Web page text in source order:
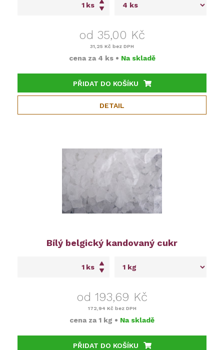
ks
od 35,00 Kč
31,25 Kč bez DPH
cena za 4 ks • Na skladě
PŘIDAT DO KOŠÍKU
DETAIL
Bílý belgický kandovaný cukr
ks
od 193,69 Kč
172,94 Kč bez DPH
cena za 1 kg • Na skladě
PŘIDAT DO KOŠÍKU